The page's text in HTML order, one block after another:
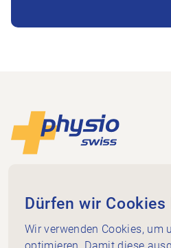
Footer
Dammweg 3
3013 Bern
+41 58 255 36 00
info@physioswiss.ch
Dürfen wir Cookies
Wir verwenden Cookies, um